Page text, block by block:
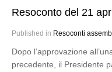
Resoconto del 21
Published in Resoconti
Dopo l’approvazione
precedente, il Presidente